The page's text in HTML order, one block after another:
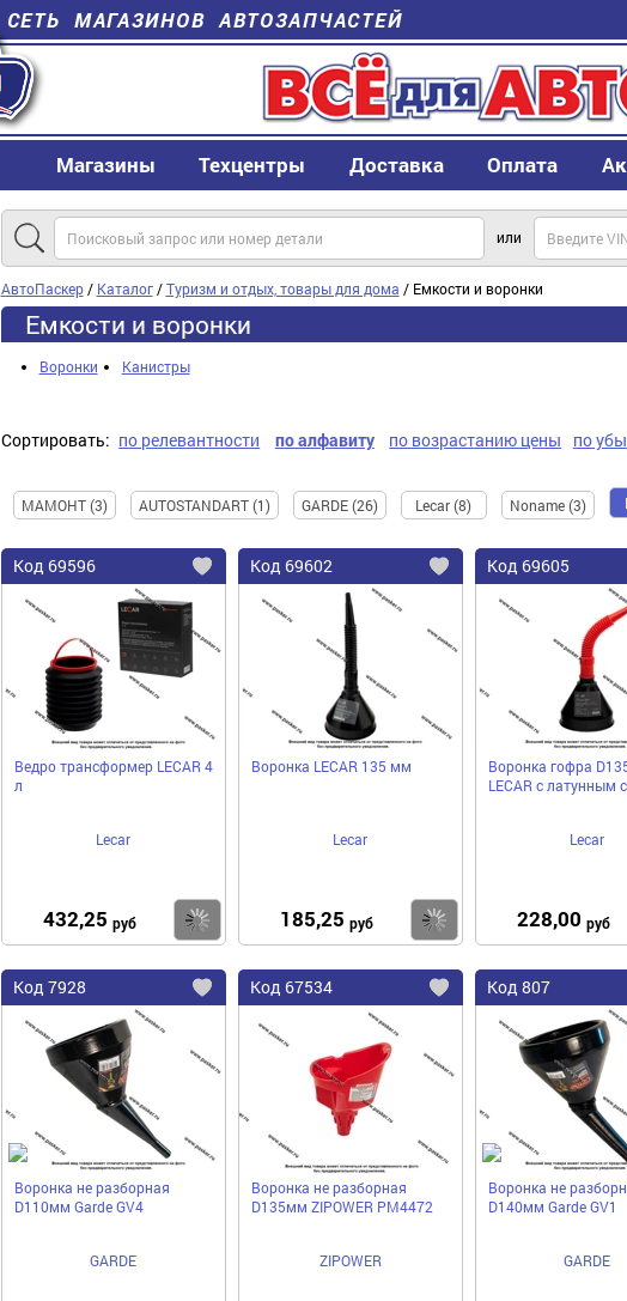
СЕТЬ МАГАЗИНОВ АВТОЗАПЧАСТЕЙ
Магазины Техцентры Доставка Оплата
или
АвтоПаскер/ Каталог/Туризм и отдых, товары для дома / Емкости и воронки
Емкости и воронки
Воронки Канистры
Сортировать: по релевантности по алфавиту по возрастанию цены по
МАМОНТ (3) AUTOSTANDART (1) GARDE (26) Lecar (8) Noname (3)
Код 69596
Добавить
Ведро трансформер LECAR 4
л
Lecar
432,25 руб Купить
Код 69602
Добавить
Воронка LECAR 135 мм
Lecar
185,25 руб Купить
Код 69605
Воронка гофра
LECAR с латунным
Lecar
228,00 руб
Код 7928
Добавить
избранное
Воронка не разборная
D110мм Garde GV4
GARDE
Код 67534
Добавить
избранное
Воронка не разборная
D135мм ZIPOWER PM4472
ZIPOWER
Код 807
Воронка не
D140мм Garde GV1
GARDE